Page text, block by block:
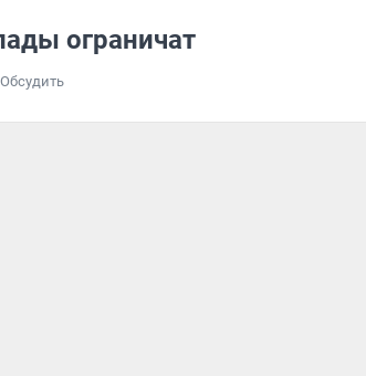
ограничат
Обсудить